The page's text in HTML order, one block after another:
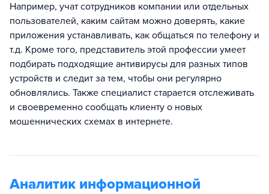
Например, учат сотрудников компании или отдельных
пользователей, каким сайтам можно доверять, какие
приложения устанавливать, как общаться по телефону и
т.д. Кроме того, представитель этой профессии умеет
подбирать подходящие антивирусы для разных типов
устройств и следит за тем, чтобы они регулярно
обновлялись. Также специалист старается отслеживать
и своевременно сообщать клиенту о новых
мошеннических схемах в интернете.
Аналитик информационной